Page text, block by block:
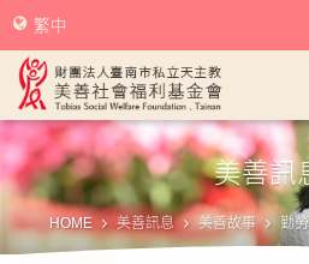
美善社會福利基
關於美
美善服
繁中
美善訊
HOME 美善訊息 美善故事 勤